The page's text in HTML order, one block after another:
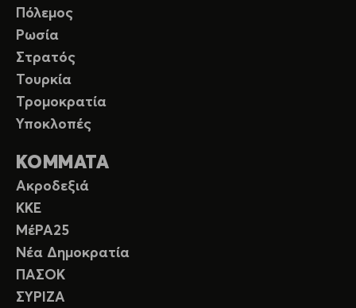
Πόλεμος
Ρωσία
Στρατός
Τουρκία
Τρομοκρατία
Υποκλοπές
ΚΟΜΜΑΤΑ
Ακροδεξιά
ΚΚΕ
ΜέΡΑ25
Νέα Δημοκρατία
ΠΑΣΟΚ
ΣΥΡΙΖΑ